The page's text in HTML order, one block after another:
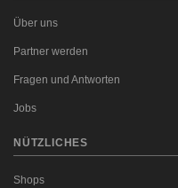
Über uns
Partner werden
Fragen und Antworten
Jobs
NÜTZLICHES
Shops